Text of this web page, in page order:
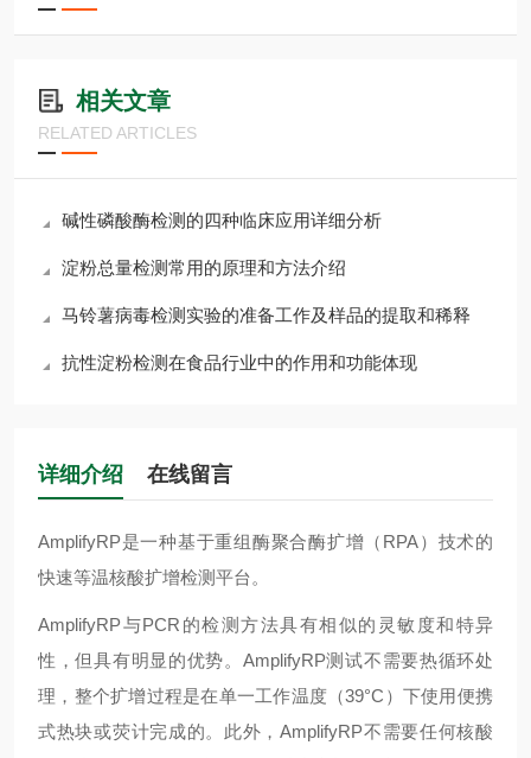
相关文章
RELATED ARTICLES
碱性磷酸酶检测的四种临床应用详细分析
淀粉总量检测常用的原理和方法介绍
马铃薯病毒检测实验的准备工作及样品的提取和稀释
抗性淀粉检测在食品行业中的作用和功能体现
详细介绍 在线留言
AmplifyRP是一种基于重组酶聚合酶扩增（ RPA）技术的
快速等温核酸扩增检测平台。
AmplifyRP与PCR 的检测方法具有相似的灵敏度和特异
性，但具有明显的优势。 AmplifyRP测试不需要热循环处
理，整个扩增过程是在单一工作温度（39°C ）下使用便携
式热块或荧计完成的。此外，AmplifyRP不需要任何核酸